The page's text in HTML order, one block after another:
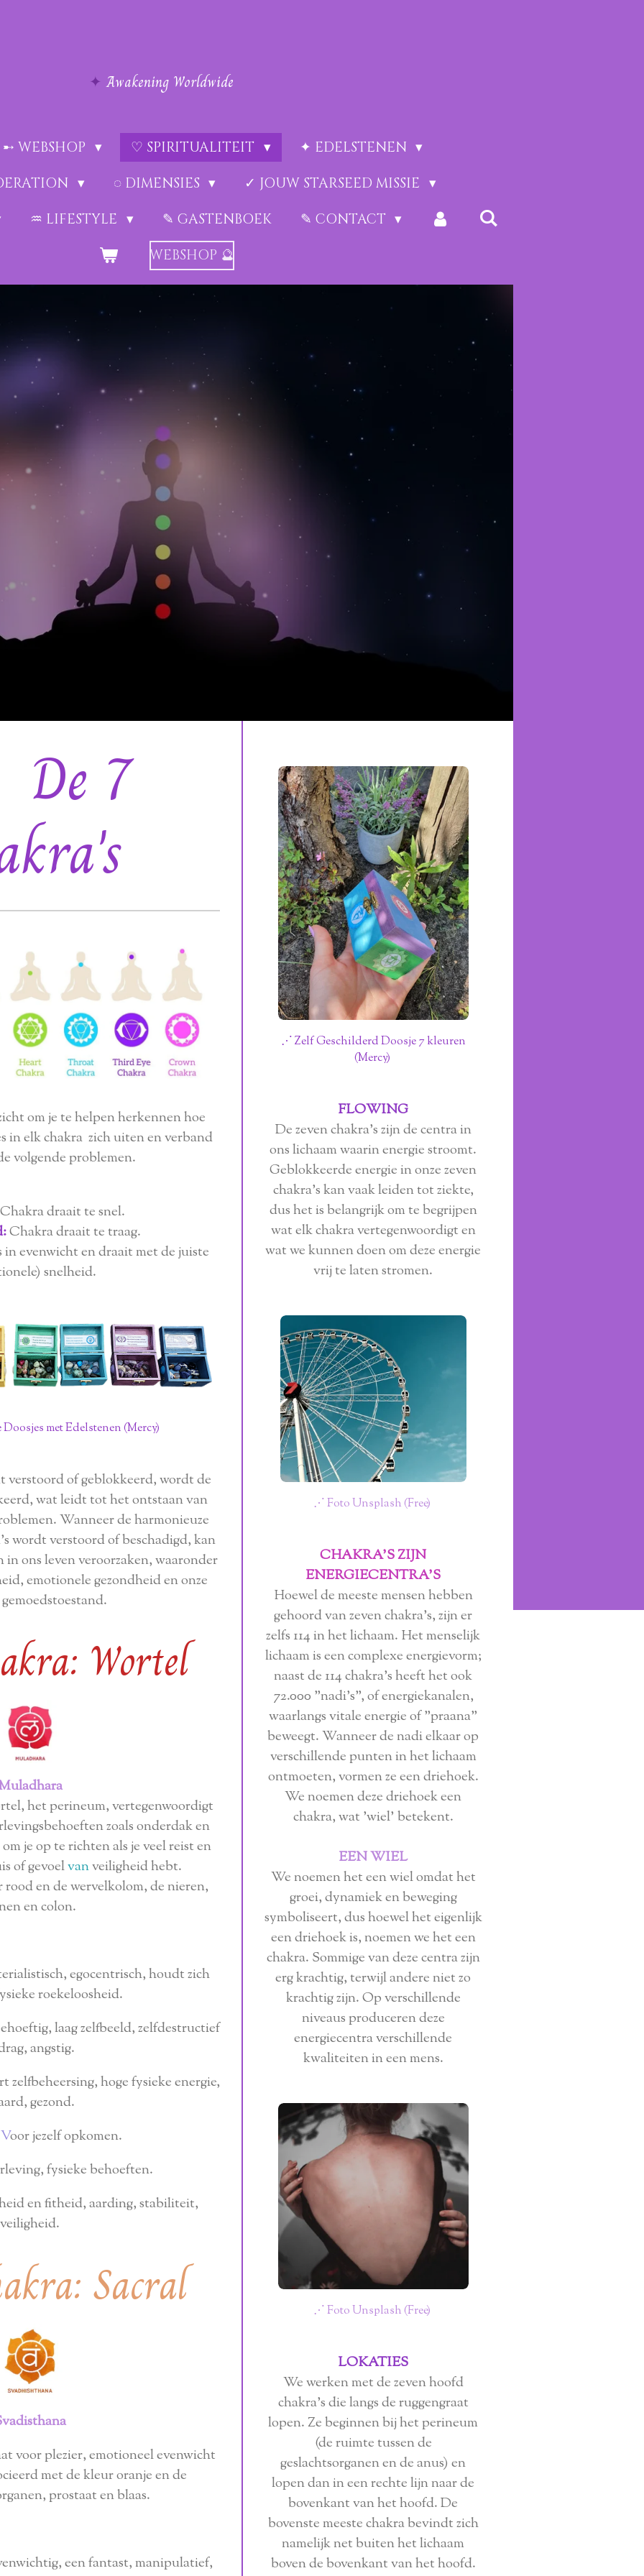
✦ Awakening Worldwide
➸ WEBSHOP ♡ SPIRITUALITEIT
✦ EDELSTENEN
◌ DIMENSIES
✓ JOUW STARSEED MISSIE
♒︎ LIFESTYLE
✎ GASTENBOEK
✎ CONTACT
WEBSHOP 🔮
De 7
om je te helpen herkennen hoe
in elk chakra zich uiten en verband
volgende problemen.
Chakra draait te snel.
Chakra draait te traag.
evenwicht en draait met de juiste
snelheid.
met Edelstenen (Mercy)
verstoord of geblokkeerd, wordt de
wat leidt tot het ontstaan ​​van
Wanneer de harmonieuze
wordt verstoord of beschadigd, kan
ons leven veroorzaken, waaronder
emotionele gezondheid en onze
Wortel
het perineum, vertegenwoordigt
zoals onderdak en
je op te richten als je veel reist en
of gevoelvanveiligheid hebt.
rood en de wervelkolom, de nieren,
en colon.
egocentrisch, houdt zich
roekeloosheid.
laag zelfbeeld, zelfdestructief
angstig.
zelfbeheersing, hoge fysieke energie,
gezond.
oor jezelf opkomen.
fysieke behoeften.
en fitheid, aarding, stabiliteit,
veiligheid.
Sacral
voor plezier, emotioneel evenwicht
met de kleur oranje en de
prostaat en blaas.
een fantast, manipulatief,
⋰ Zelf Geschilderd Doosje 7 kleuren
(Mercy)
FLOWING
De zeven chakra's zijn de centra in
ons lichaam waarin energie stroomt.
Geblokkeerde energie in onze zeven
chakra's kan vaak leiden tot ziekte,
dus het is belangrijk om te begrijpen
wat elk chakra vertegenwoordigt en
wat we kunnen doen om deze energie
vrij te laten stromen.
⋰ Foto Unsplash (Free)
CHAKRA'S ZIJN
ENERGIECENTRA'S
Hoewel de meeste mensen hebben
gehoord van zeven chakra's, zijn er
zelfs 114 in het lichaam. Het menselijk
lichaam is een complexe energievorm;
naast de 114 chakra's heeft het ook
72.000 "nadi's", of energiekanalen,
waarlangs vitale energie of "praana"
beweegt. Wanneer de nadi elkaar op
verschillende punten in het lichaam
ontmoeten, vormen ze een driehoek.
We noemen deze driehoek een
chakra, wat 'wiel' betekent.
EEN WIEL
We noemen het een wiel omdat het
groei, dynamiek en beweging
symboliseert, dus hoewel het eigenlijk
een driehoek is, noemen we het een
chakra. Sommige van deze centra zijn
erg krachtig, terwijl andere niet zo
krachtig zijn. Op verschillende
niveaus produceren deze
energiecentra verschillende
kwaliteiten in een mens.
⋰ Foto Unsplash (Free)
LOKATIES
We werken met de zeven hoofd
chakra's die langs de ruggengraat
lopen. Ze beginnen bij het perineum
(de ruimte tussen de
geslachtsorganen en de anus) en
lopen dan in een rechte lijn naar de
bovenkant van het hoofd. De
bovenste meeste chakra bevindt zich
namelijk net buiten het lichaam
boven de bovenkant van het hoofd.